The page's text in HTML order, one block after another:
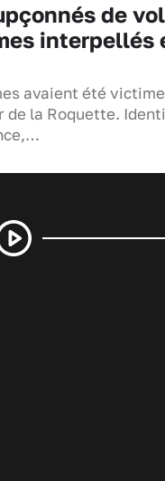
de
interpellés
avaient été
de la Roquette.